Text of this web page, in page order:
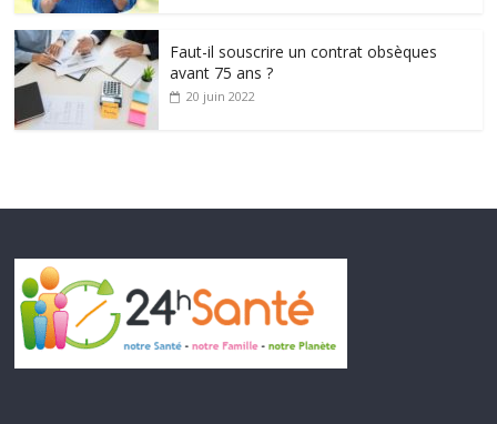
Faut-il souscrire un contrat obsèques
avant 75 ans ?
20 juin 2022